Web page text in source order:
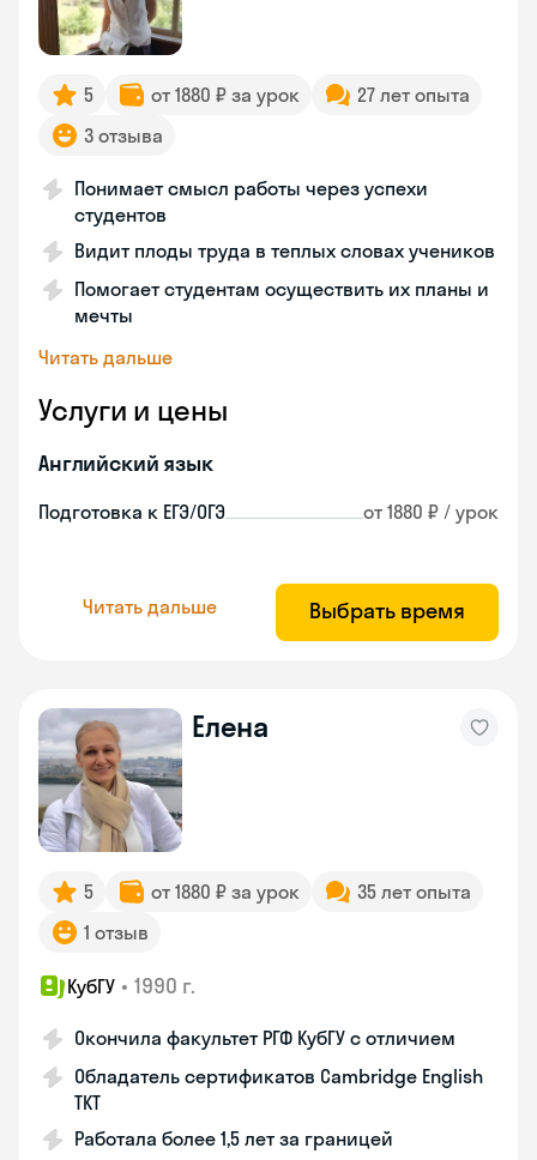
5 от 1880 ₽ за урок
27 лет опыта
3 отзыва
Понимает смысл работы через успехи
студентов
Видит плоды труда в теплых словах учеников
Помогает студентам осуществить их планы и
мечты
Читать дальше
Услуги и цены
Английский язык
Подготовка к ЕГЭ/ОГЭ от 1880 ₽ / урок
Читать дальше Выбрать время
Елена
5 от 1880 ₽ за урок
35 лет опыта
1 отзыв
КубГУ • 1990 г.
Окончила факультет РГФ КубГУ с отличием
Обладатель сертификатов Cambridge English
TKT
Работала более 1,5 лет за границей